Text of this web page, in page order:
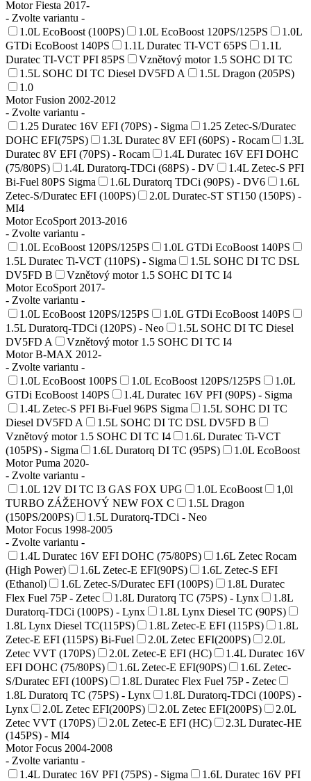
Motor Fiesta 2017-
- Zvolte variantu -
1.0L EcoBoost (100PS)
1.0L EcoBoost 120PS/125PS
1.0L
GTDi EcoBoost 140PS
1.1L Duratec TI-VCT 65PS
1.1L
Duratec TI-VCT PFI 85PS
Vznětový motor 1.5 SOHC DI TC
1.5L SOHC DI TC Diesel DV5FD A
1.5L Dragon (205PS)
1.0
Motor Fusion 2002-2012
- Zvolte variantu -
1.25 Duratec 16V EFI (70PS) - Sigma
1.25 Zetec-S/Duratec
DOHC EFI(75PS)
1.3L Duratec 8V EFI (60PS) - Rocam
1.3L
Duratec 8V EFI (70PS) - Rocam
1.4L Duratec 16V EFI DOHC
(75/80PS)
1.4L Duratorq-TDCi (68PS) - DV
1.4L Zetec-S PFI
Bi-Fuel 80PS Sigma
1.6L Duratorq TDCi (90PS) - DV6
1.6L
Zetec-S/Duratec EFI (100PS)
2.0L Duratec-ST ST150 (150PS) -
MI4
Motor EcoSport 2013-2016
- Zvolte variantu -
1.0L EcoBoost 120PS/125PS
1.0L GTDi EcoBoost 140PS
1.5L Duratec Ti-VCT (110PS) - Sigma
1.5L SOHC DI TC DSL
DV5FD B
Vznětový motor 1.5 SOHC DI TC I4
Motor EcoSport 2017-
- Zvolte variantu -
1.0L EcoBoost 120PS/125PS
1.0L GTDi EcoBoost 140PS
1.5L Duratorq-TDCi (120PS) - Neo
1.5L SOHC DI TC Diesel
DV5FD A
Vznětový motor 1.5 SOHC DI TC I4
Motor B-MAX 2012-
- Zvolte variantu -
1.0L EcoBoost 100PS
1.0L EcoBoost 120PS/125PS
1.0L
GTDi EcoBoost 140PS
1.4L Duratec 16V PFI (90PS) - Sigma
1.4L Zetec-S PFI Bi-Fuel 96PS Sigma
1.5L SOHC DI TC
Diesel DV5FD A
1.5L SOHC DI TC DSL DV5FD B
Vznětový motor 1.5 SOHC DI TC I4
1.6L Duratec Ti-VCT
(105PS) - Sigma
1.6L Duratorq DI TC (95PS)
1.0L EcoBoost
Motor Puma 2020-
- Zvolte variantu -
1.0L 12V DI TC I3 GAS FOX UPG
1.0L EcoBoost
1,0l
TURBO ZÁŽEHOVÝ NEW FOX C
1.5L Dragon
(150PS/200PS)
1.5L Duratorq-TDCi - Neo
Motor Focus 1998-2005
- Zvolte variantu -
1.4L Duratec 16V EFI DOHC (75/80PS)
1.6L Zetec Rocam
(High Power)
1.6L Zetec-E EFI(90PS)
1.6L Zetec-S EFI
(Ethanol)
1.6L Zetec-S/Duratec EFI (100PS)
1.8L Duratec
Flex Fuel 75P - Zetec
1.8L Duratorq TC (75PS) - Lynx
1.8L
Duratorq-TDCi (100PS) - Lynx
1.8L Lynx Diesel TC (90PS)
1.8L Lynx Diesel TC(115PS)
1.8L Zetec-E EFI (115PS)
1.8L
Zetec-E EFI (115PS) Bi-Fuel
2.0L Zetec EFI(200PS)
2.0L
Zetec VVT (170PS)
2.0L Zetec-E EFI (HC)
1.4L Duratec 16V
EFI DOHC (75/80PS)
1.6L Zetec-E EFI(90PS)
1.6L Zetec-
S/Duratec EFI (100PS)
1.8L Duratec Flex Fuel 75P - Zetec
1.8L Duratorq TC (75PS) - Lynx
1.8L Duratorq-TDCi (100PS) -
Lynx
2.0L Zetec EFI(200PS) 2.0L Zetec EFI(200PS)
2.0L
Zetec VVT (170PS)
2.0L Zetec-E EFI (HC)
2.3L Duratec-HE
(145PS) - MI4
Motor Focus 2004-2008
- Zvolte variantu -
1.4L Duratec 16V PFI (75PS) - Sigma
1.6L Duratec 16V PFI